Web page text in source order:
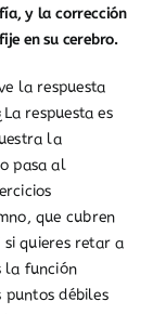
y la corrección
en su cerebro.
la respuesta
respuesta es
la
pasa al
que cubren
quieres retar a
la función
débiles